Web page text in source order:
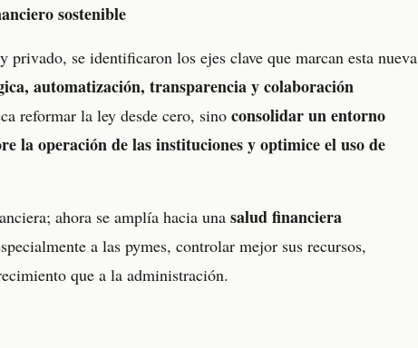
sostenible
se identificaron los ejes clave que marcan esta nueva
automatización, transparencia y colaboración
reformar la ley desde cero, sino consolidar un entorno
la operación de las instituciones y optimice el uso de
ahora se amplía hacia una salud financiera
a las pymes, controlar mejor sus recursos,
que a la administración.